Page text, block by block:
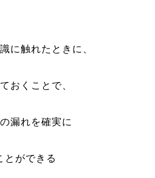
触れたときに、
おくことで、
漏れを確実に
とができる